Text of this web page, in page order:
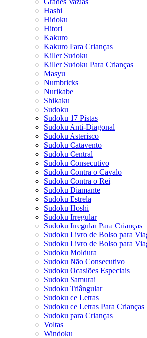
Grades Vazias
Hashi
Hidoku
Hitori
Kakuro
Kakuro Para Crianças
Killer Sudoku
Killer Sudoku Para Crianças
Masyu
Numbricks
Nurikabe
Shikaku
Sudoku
Sudoku 17 Pistas
Sudoku Anti-Diagonal
Sudoku Asterisco
Sudoku Catavento
Sudoku Central
Sudoku Consecutivo
Sudoku Contra o Cavalo
Sudoku Contra o Rei
Sudoku Diamante
Sudoku Estrela
Sudoku Hoshi
Sudoku Irregular
Sudoku Irregular Para Crianças
Sudoku Livro de Bolso para
Sudoku Livro de Bolso para
Sudoku Moldura
Sudoku Não Consecutivo
Sudoku Ocasiões Especiais
Sudoku Samurai
Sudoku Triângular
Sudoku de Letras
Sudoku de Letras Para Crianças
Sudoku para Crianças
Voltas
Windoku